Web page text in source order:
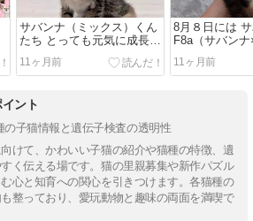
サバンナ（ミックス）くん
たち とっても元気に成長し
ています。
11ヶ月前
8月８日には
F8a（サバン
子猫が生まれ
11ヶ月前
ント
の子猫情報と遺伝子検査の透明性
けて、かわいい子猫の紹介や猫種の特徴、遺
く伝える場です。猫の里親募集や新作パズル
心と知育への関心を引きつけます。各猫種の
整っており、愛玩動物と趣味の両面を満喫で